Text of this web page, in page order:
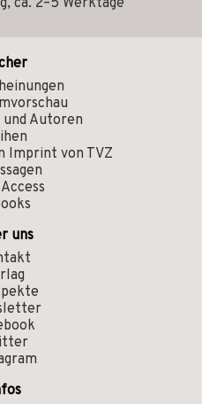
ca. 2–5 Werktage
Autoren
Imprint von TVZ
uns